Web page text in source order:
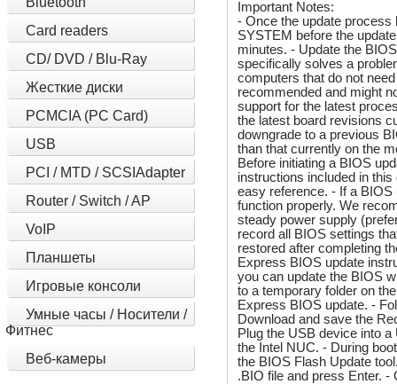
Card readers
CD/ DVD / Blu-Ray
Жесткие диски
PCMCIA (PC Card)
USB
PCI / MTD / SCSIAdapter
Router / Switch / AP
VoIP
Планшеты
Игровые консоли
Умные часы / Носители /
Фитнес
Веб-камеры
Important Notes:
- Once the update
SYSTEM before the
minutes. - Update the
specifically solves a
computers that do not
recommended and might
support for the latest
the latest board revisions
downgrade to a previous
than that currently on the
Before initiating a BIOS
instructions included in
easy reference. - If a
function properly. We
steady power supply
record all BIOS settings
restored after completing
Express BIOS update
you can update the BIOS
to a temporary folder on
Express BIOS update. -
Download and save the
Plug the USB device into
the Intel NUC. - During
the BIOS Flash Update
.BIO file and press Enter.